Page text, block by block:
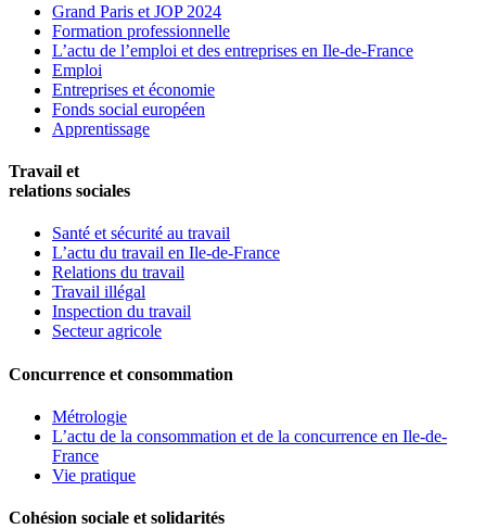
Grand Paris et JOP 2024
Formation professionnelle
L’actu de l’emploi et des entreprises en Ile-de-France
Emploi
Entreprises et économie
Fonds social européen
Apprentissage
Travail et
relations sociales
Santé et sécurité au travail
L’actu du travail en Ile-de-France
Relations du travail
Travail illégal
Inspection du travail
Secteur agricole
Concurrence et consommation
Métrologie
L’actu de la consommation et de la concurrence en Ile-de-
France
Vie pratique
Cohésion sociale et solidarités